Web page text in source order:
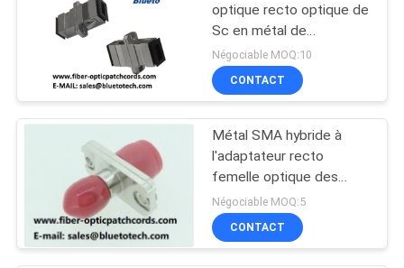
NOUVELLES
DEMANDEZ
UNE
CITATION
PLAN
Fibre optique Pigtail
79
optique recto optique de
Sc en métal de
l'adaptateur FTTH en
métal de Sc de fibre
d'adaptateur de fibre de
Négociable MOQ:10
CONTACT
Métal SMA hybride à
l'adaptateur recto
femelle optique des
adaptateurs SMA-FC de
fibre de FC
Négociable MOQ:5
CONTACT